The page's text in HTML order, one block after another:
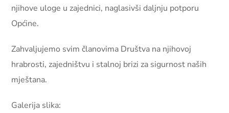
njihove uloge u zajednici, naglasivši daljnju potporu
Općine.
Zahvaljujemo svim članovima Društva na njihovoj
hrabrosti, zajedništvu i stalnoj brizi za sigurnost naših
mještana.
Galerija slika: